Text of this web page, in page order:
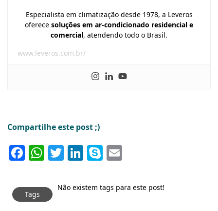
Especialista em climatização desde 1978, a Leveros
oferece soluções em ar-condicionado residencial e
comercial, atendendo todo o Brasil.
www.leveros.com.br/
Compartilhe este post ;)
Facebook
WhatsApp
Twitter
LinkedIn
Skype
Tags
Não existem tags para este post!